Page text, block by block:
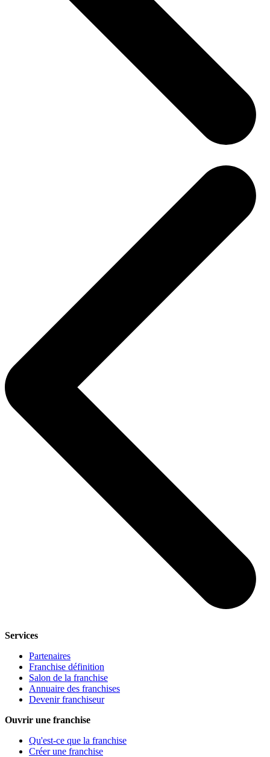
Services
Partenaires
Franchise définition
Salon de la franchise
Annuaire des franchises
Devenir franchiseur
Ouvrir une franchise
Qu'est-ce que la franchise
Créer une franchise